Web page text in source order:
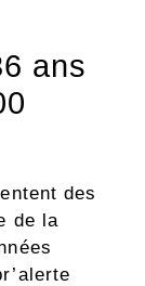
ans
des
de la